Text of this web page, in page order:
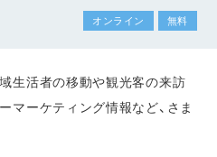
オンライン 無料
生活者の移動や観光客の来訪
マーケティング情報など、さま